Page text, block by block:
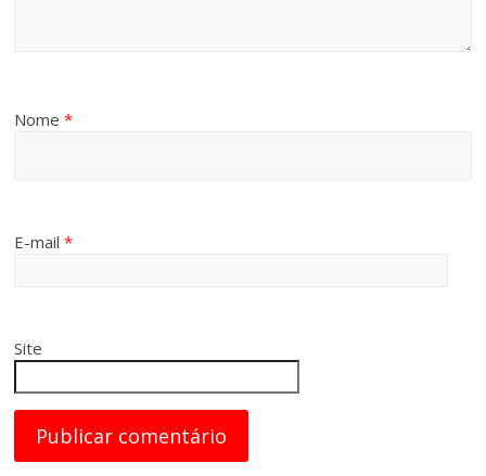
Nome*
E-mail*
Site